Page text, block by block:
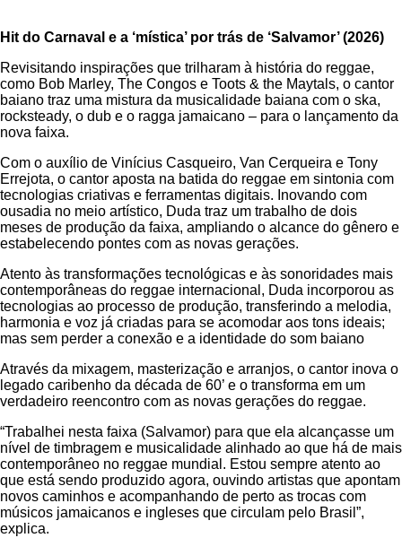
Hit do Carnaval e a ‘mística’ por trás de ‘Salvamor’ (2026)
Revisitando inspirações que trilharam à história do reggae,
como Bob Marley, The Congos e Toots & the Maytals, o cantor
baiano traz uma mistura da musicalidade baiana com o ska,
rocksteady, o dub e o ragga jamaicano – para o lançamento da
nova faixa.
Com o auxílio de Vinícius Casqueiro, Van Cerqueira e Tony
Errejota, o cantor aposta na batida do reggae em sintonia com
tecnologias criativas e ferramentas digitais. Inovando com
ousadia no meio artístico, Duda traz um trabalho de dois
meses de produção da faixa, ampliando o alcance do gênero e
estabelecendo pontes com as novas gerações.
Atento às transformações tecnológicas e às sonoridades mais
contemporâneas do reggae internacional, Duda incorporou as
tecnologias ao processo de produção, transferindo a melodia,
harmonia e voz já criadas para se acomodar aos tons ideais;
mas sem perder a conexão e a identidade do som baiano
Através da mixagem, masterização e arranjos, o cantor inova o
legado caribenho da década de 60’ e o transforma em um
verdadeiro reencontro com as novas gerações do reggae.
“Trabalhei nesta faixa (Salvamor) para que ela alcançasse um
nível de timbragem e musicalidade alinhado ao que há de mais
contemporâneo no reggae mundial. Estou sempre atento ao
que está sendo produzido agora, ouvindo artistas que apontam
novos caminhos e acompanhando de perto as trocas com
músicos jamaicanos e ingleses que circulam pelo Brasil”,
explica.